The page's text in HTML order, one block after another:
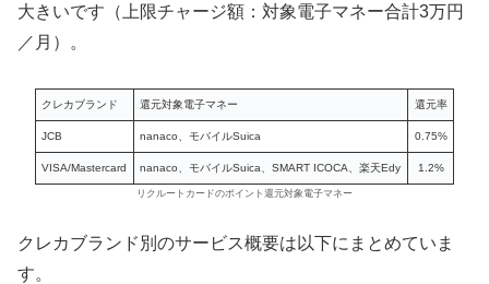
大きいです（上限チャージ額：対象電子マネー合計3万円
／月）。
クレカブランド 還元対象電子マネー 還元率
JCB nanaco、モバイルSuica 0.75%
VISA/Mastercard nanaco、モバイルSuica、SMART ICOCA、楽天Edy 1.2%
リクルートカードのポイント還元対象電子マネー
クレカブランド別のサービス概要は以下にまとめていま
す。